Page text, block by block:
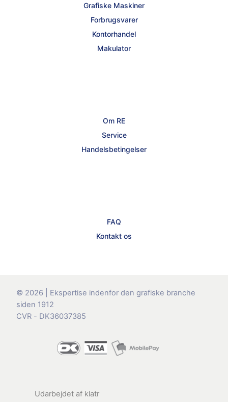
Grafiske Maskiner
Forbrugsvarer
Kontorhandel
Makulator
Om RE
Service
Handelsbetingelser
FAQ
Kontakt os
© 2026 | Ekspertise indenfor den grafiske branche
siden 1912
CVR - DK36037385
Udarbejdet af klatr